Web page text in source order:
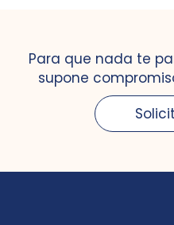
Para que nada te
supone